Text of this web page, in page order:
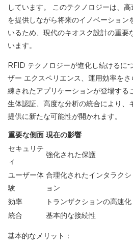
しています。 このテクノロジーは、
を提供しながら将来のイノベーション
いるため、現代のキオスク設計の重要
います。
RFID テクノロジーが進化し続けるに
ザー エクスペリエンス、運用効率を
練されたアプリケーションが登場する
生体認証、高度な分析の統合により、
提供に新たな可能性が開かれます。
重要な側面 現在の影響
セキュリテ
ィ
強化された保護
ユーザー体
験
合理化されたインタラクシ
ョン
効率
トランザクションの高速化
統合
基本的な接続性
基本的なメリット：